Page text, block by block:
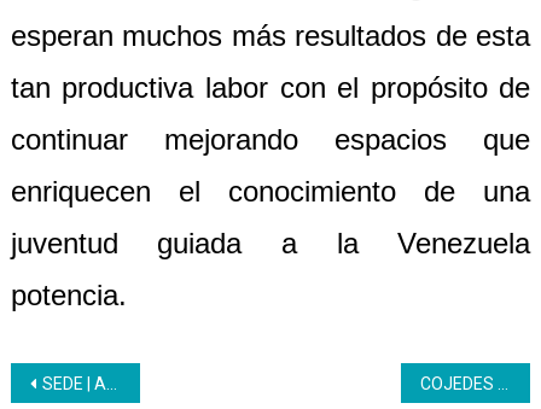
esperan muchos más resultados de esta
tan productiva labor con el propósito de
continuar mejorando espacios que
enriquecen el conocimiento de una
juventud guiada a la Venezuela
potencia.
Navegación
SEDE | Aprendices Inces se preparan con miras a los juegos nacionales